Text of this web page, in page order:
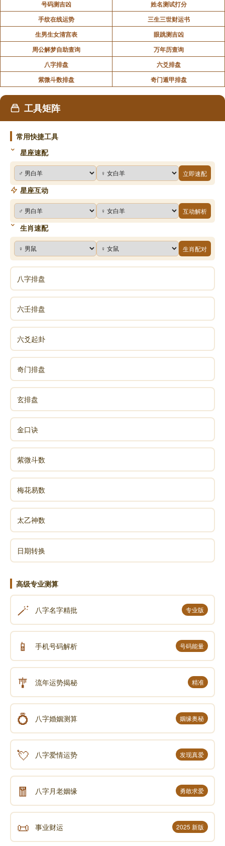
号码测吉凶
姓名测试打分
手纹在线运势
三生三世财运书
生男生女清宫表
眼跳测吉凶
周公解梦自助查询
万年历查询
八字排盘
六爻排盘
紫微斗数排盘
奇门遁甲排盘
工具矩阵
常用快捷工具
星座速配
立即速配
星座互动
互动解析
生肖速配
生肖配对
八字排盘
六壬排盘
六爻起卦
奇门排盘
玄排盘
金口诀
紫微斗数
梅花易数
太乙神数
日期转换
高级专业测算
🪄 八字名字精批 专业版
📱 手机号码解析 号码能量
🎐 流年运势揭秘 精准
💍 八字婚姻测算 姻缘奥秘
💘 八字爱情运势 发现真爱
🧧 八字月老姻缘 勇敢求爱
📜 事业财运 2025 新版